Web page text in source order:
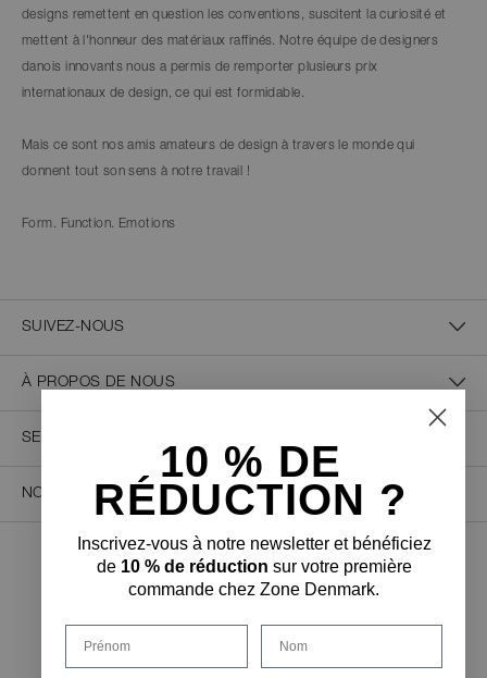
designs remettent en question les conventions, suscitent la curiosité et
mettent à l'honneur des matériaux raffinés. Notre équipe de designers
danois innovants nous a permis de remporter plusieurs prix
internationaux de design, ce qui est formidable.
Mais ce sont nos amis amateurs de design à travers le monde qui
donnent tout son sens à notre travail !
Form. Function. Emotions
SUIVEZ-NOUS
À PROPOS DE NOUS
SERVICE CLIENT
NOUS CONTACTER
PAIEMENT SÉCURISÉ
10 % DE
RÉDUCTION ?
Inscrivez-vous à notre newsletter et bénéficiez
de 10 % de réduction sur votre première
commande chez Zone Denmark.
Prénom Nom